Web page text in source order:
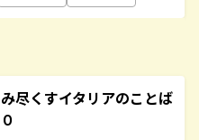
尽くすイタリアのことば